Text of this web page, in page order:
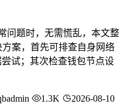
问题时，无需慌乱，本文整
案，首先可排查自身网络
试；其次检查钱包节点设
1.3K 2026-08-10